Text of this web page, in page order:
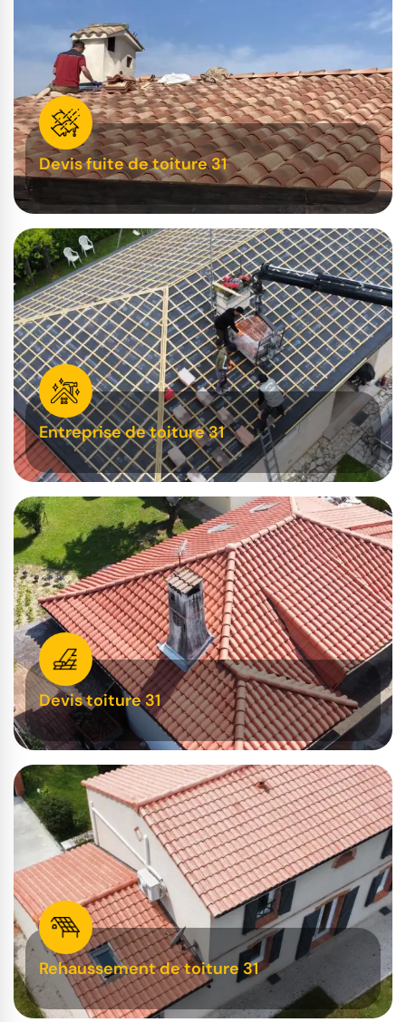
Devis fuite de toiture 31
Entreprise de toiture 31
Devis toiture 31
Rehaussement de toiture 31